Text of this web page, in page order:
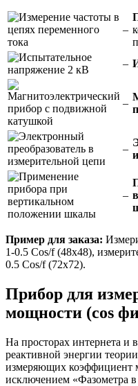
–
–
–
–
–
Пример для заказа:
1-0.5 Cos/f (48х48),
0.5 Cos/f (72х72).
Прибор для
мощности (cos
На просторах интернета и
реактивной энергии
измеряющих коэффициент
исключением «Фазометра